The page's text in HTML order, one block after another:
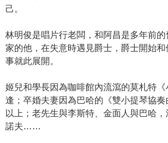
己。
林明俊是唱片行老闆，和阿昌是多年前
家的他，在失意時遇見爵士，爵士開始
事就此展開。
姬兒和學長因為咖啡館內流瀉的莫札特
逢；卒婚夫妻因為巴哈的《雙小提琴協
以上；老先生與李斯特、金面人與巴哈
諾夫……